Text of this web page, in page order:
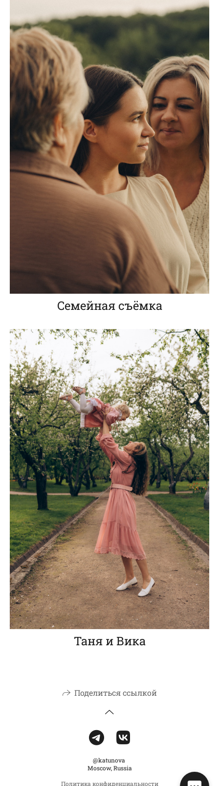
Семейная съёмка
Таня и Вика
Поделиться ссылкой
@katunova
Moscow, Russia
Политика конфиденциальности